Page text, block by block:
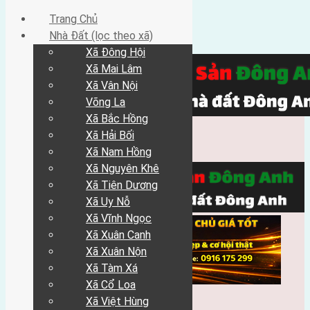
Trang Chủ
Trang Chủ
Nhà Đất (lọc theo xã)
Xã Đông Hội
Xã Mai Lâm
Xã Vân Nội
Võng La
Xã Bắc Hồng
Xã Hải Bối
Xã Nam Hồng
Xã Nguyên Khê
Xã Tiên Dương
Xã Uy Nỗ
Xã Vĩnh Ngọc
Xã Xuân Canh
Xã Xuân Nộn
Xã Tàm Xá
Xã Cổ Loa
Xã Việt Hùng